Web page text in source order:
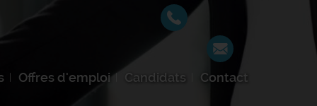
Offres d'emploi Candidats Contact